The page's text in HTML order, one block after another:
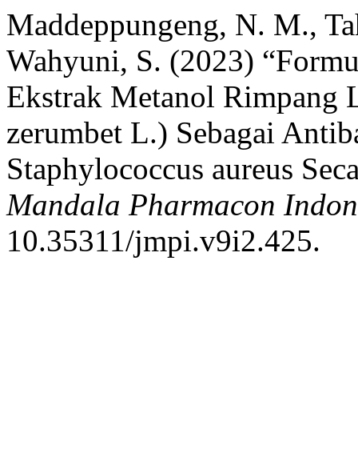
Maddeppungeng, N. M.,
Wahyuni, S. (2023)
Ekstrak Metanol Rimpang
zerumbet L.) Sebagai
Staphylococcus aureus
Mandala Pharmacon
10.35311/jmpi.v9i2.425.